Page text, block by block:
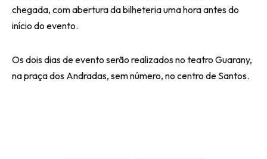
chegada, com abertura da bilheteria uma hora antes do
início do evento.
Os dois dias de evento serão realizados no teatro Guarany,
na praça dos Andradas, sem número, no centro de Santos.